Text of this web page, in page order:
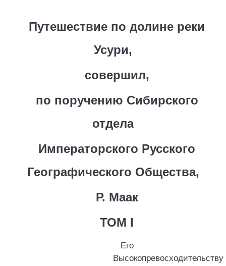
Путешествие по долине реки
Усури,
совершил,
по поручению Сибирского
отдела
Императорского Русского
Географического Общества,
Р. Маак
ТОМ I
Его
Высокопревосходительству